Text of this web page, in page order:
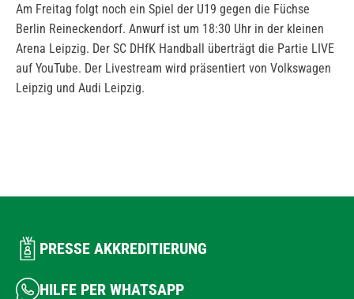
Am Freitag folgt noch ein Spiel der U19 gegen die Füchse
Berlin Reineckendorf. Anwurf ist um 18:30 Uhr in der kleinen
Arena Leipzig. Der SC DHfK Handball überträgt die Partie LIVE
auf YouTube. Der Livestream wird präsentiert von Volkswagen
Leipzig und Audi Leipzig.
PRESSE AKKREDITIERUNG
HILFE PER WHATSAPP